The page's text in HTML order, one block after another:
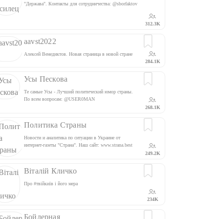
"Держава". Контакты для сотрудничества: @sborfaktov
312.3K
aavst2022
Алексей Венедиктов. Новая страница в новой стране
284.1K
Усы Пескова
Те самые Усы - Лучший политический юмор страны.
По всем вопросам: @USER0MAN
268.1K
Политика Страны
Новости и аналитика по ситуации в Украине от
интернет-газеты "Страна". Наш сайт: www.strana.best
249.2K
Віталій Кличко
Про #твійкиїв і його мера
234K
Бойлерная